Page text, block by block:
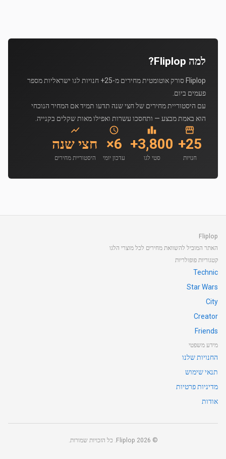
למה Fliplop?
Fliplop סורק אוטומטית מחירים מ-25+ חנויות לגו ישראליות מספר
פעמים ביום.
עם היסטוריית מחירים של חצי שנה תדעו תמיד אם המחיר הנוכחי
הוא באמת מבצע — ותחסכו עשרות ואפילו מאות שקלים בקנייה.
25+
חנויות
3,800+
סטי לגו
6×
עדכון יומי
חצי שנה
היסטוריית מחירים
Fliplop
האתר המוביל להשוואת מחירים לכל מוצרי הלגו
קטגוריות פופולריות
Technic
Star Wars
City
Creator
Friends
מידע משפטי
החנויות שלנו
תנאי שימוש
מדיניות פרטיות
אודות
©
2026